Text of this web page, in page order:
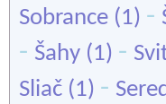
Sobrance (1) -
- Šahy (1) -
Sliač (1) -